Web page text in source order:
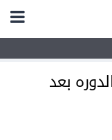
بعد